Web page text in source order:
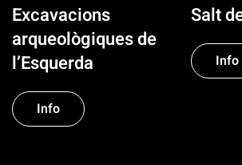
Excavacions
arqueològiques de
l’Esquerda
Info
Salt
Info